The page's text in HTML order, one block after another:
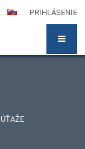
PRIHLÁSENIE